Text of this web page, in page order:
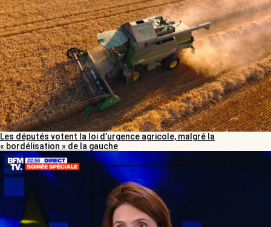
Les députés votent la loi d’urgence agricole, malgré la
« bordélisation » de la gauche